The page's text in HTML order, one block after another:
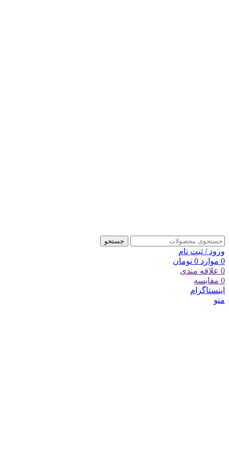
جستجو
ورود / ثبت نام
0 موارد 0 تومان
0 علاقه مندی
0 مقایسه
اینستاگرام
منو